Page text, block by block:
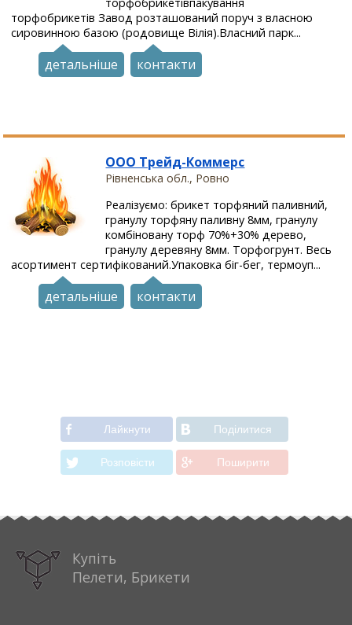
торфобрикетів Завод розташований поруч з власною
сировинною базою (родовище Вілія).Власний парк...
детальніше контакти
ООО Трейд-Коммерс
Рівненська обл., Ровно
Реалізуємо: брикет торфяний паливний,
гранулу торфяну паливну 8мм, гранулу
комбіновану торф 70%+30% дерево,
гранулу деревяну 8мм. Торфогрунт. Весь
асортимент сертифікований.Упаковка біг-бег, термоуп...
детальніше контакти
Лайкнути Подiлитися
Розповiсти Поширити
Купіть
Пелети, Брикети